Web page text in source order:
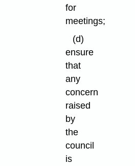
for
meetings;
(d)
ensure
that
any
concern
raised
by
the
council
is